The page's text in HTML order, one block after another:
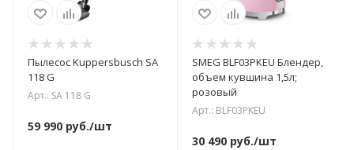
Пылесос Kuppersbusch SA
118 G
Арт.: SA 118 G
59 990 руб./шт
SMEG BLF03PKEU Блендер,
объем кувшина 1,5л;
розовый
Арт.: BLF03PKEU
30 490руб./шт